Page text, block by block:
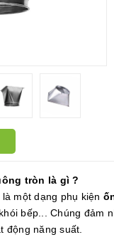
tròn là gì ?
là một dạng phụ kiện
bếp... Chúng đảm
động năng suất.